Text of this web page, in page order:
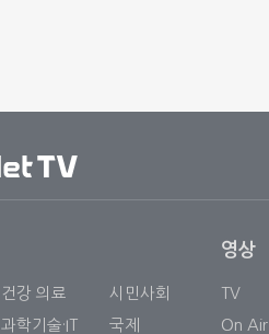
건강 의료
시민사회
과학기술·IT 국제
영상
TV
On Air